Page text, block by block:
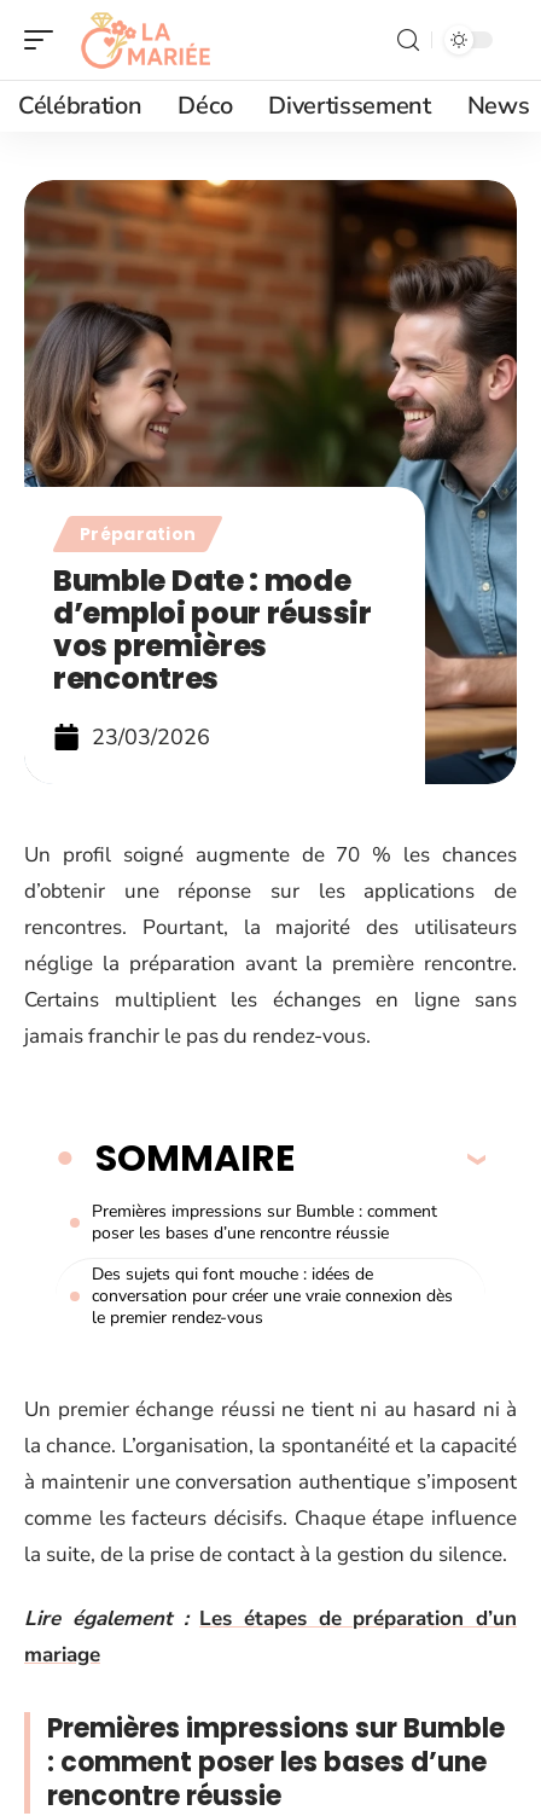
Célébration Déco Divertissement News
Préparation
Bumble Date : mode
d’emploi pour réussir
vos premières
rencontres
23/03/2026
Un profil soigné augmente de 70 % les chances
d’obtenir une réponse sur les applications de
rencontres. Pourtant, la majorité des utilisateurs
néglige la préparation avant la première rencontre.
Certains multiplient les échanges en ligne sans
jamais franchir le pas du rendez-vous.
SOMMAIRE
Premières impressions sur Bumble : comment
poser les bases d’une rencontre réussie
Des sujets qui font mouche : idées de
conversation pour créer une vraie connexion dès
le premier rendez-vous
Un premier échange réussi ne tient ni au hasard ni à
la chance. L’organisation, la spontanéité et la capacité
à maintenir une conversation authentique s’imposent
comme les facteurs décisifs. Chaque étape influence
la suite, de la prise de contact à la gestion du silence.
Lire également : Les étapes de préparation d’un
mariage
Premières impressions sur Bumble
: comment poser les bases d’une
rencontre réussie